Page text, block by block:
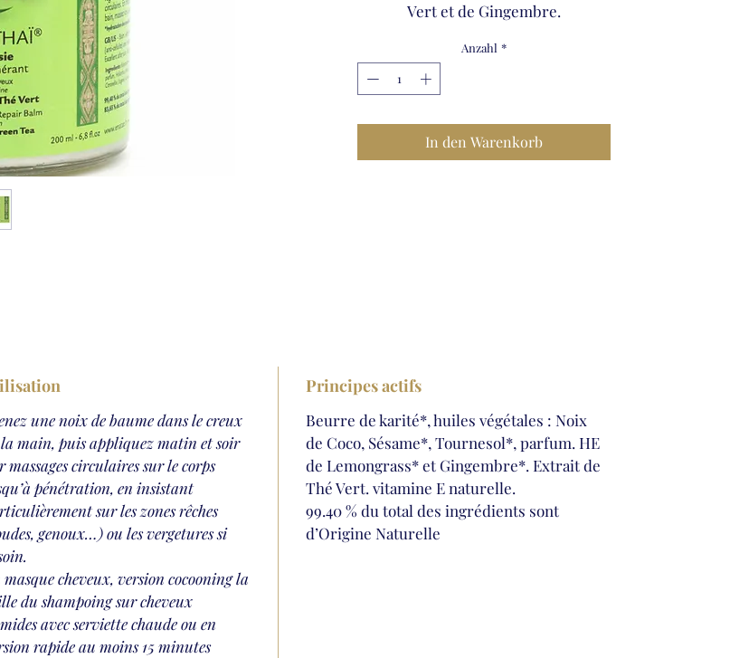
Vert et de Gingembre.
Anzahl *
In den Warenkorb
une noix de baume dans le creux
la main, puis appliquez matin et soir
massages circulaires sur le corps
pénétration, en insistant
sur les zones rêches
genoux…) ou les vergetures si
masque cheveux, version cocooning la
du shampoing sur cheveux
avec serviette chaude ou en
rapide au moins 15 minutes
Principes actifs
Beurre de karité*, huiles végétales : Noix
de Coco, Sésame*, Tournesol*, parfum. HE
de Lemongrass* et Gingembre*. Extrait de
Thé Vert. vitamine E naturelle.
99.40 % du total des ingrédients sont
d’Origine Naturelle